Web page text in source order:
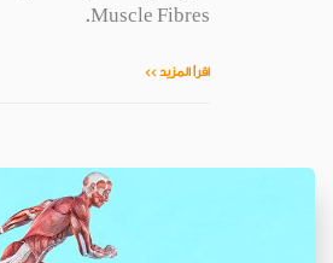
Muscle Fibres.
اقرأ المزيد >>